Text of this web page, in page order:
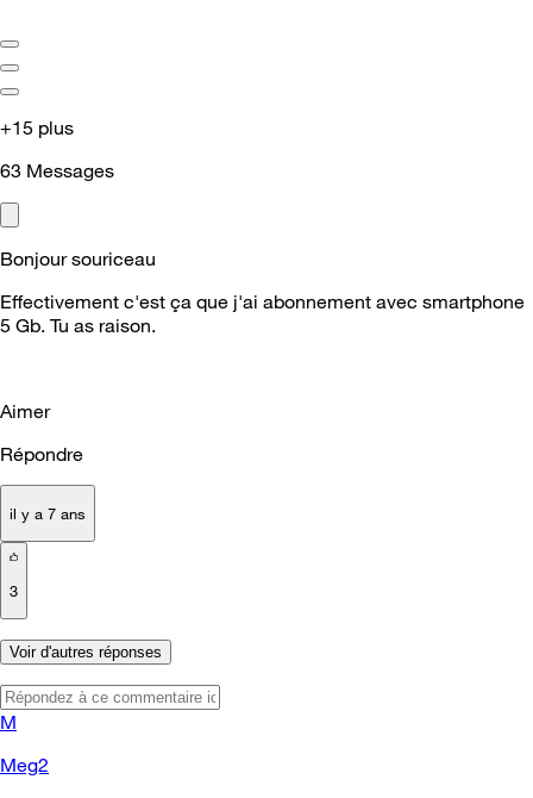
+15 plus
63 Messages
Bonjour souriceau
Effectivement c'est ça que j'ai abonnement avec smartphone
5 Gb. Tu as raison.
Aimer
Répondre
il y a 7 ans
3
Voir d'autres réponses
M
Meg2